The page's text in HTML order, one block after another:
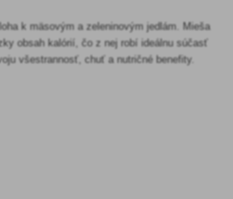
k mäsovým a zeleninovým jedlám. Mieša
obsah kalórií, čo z nej robí ideálnu súčasť
všestrannosť, chuť a nutričné benefity.